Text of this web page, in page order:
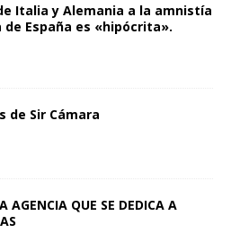
Italia y Alemania a la amnistía
España es «hipócrita».
de Sir Cámara
AGENCIA QUE SE DEDICA A